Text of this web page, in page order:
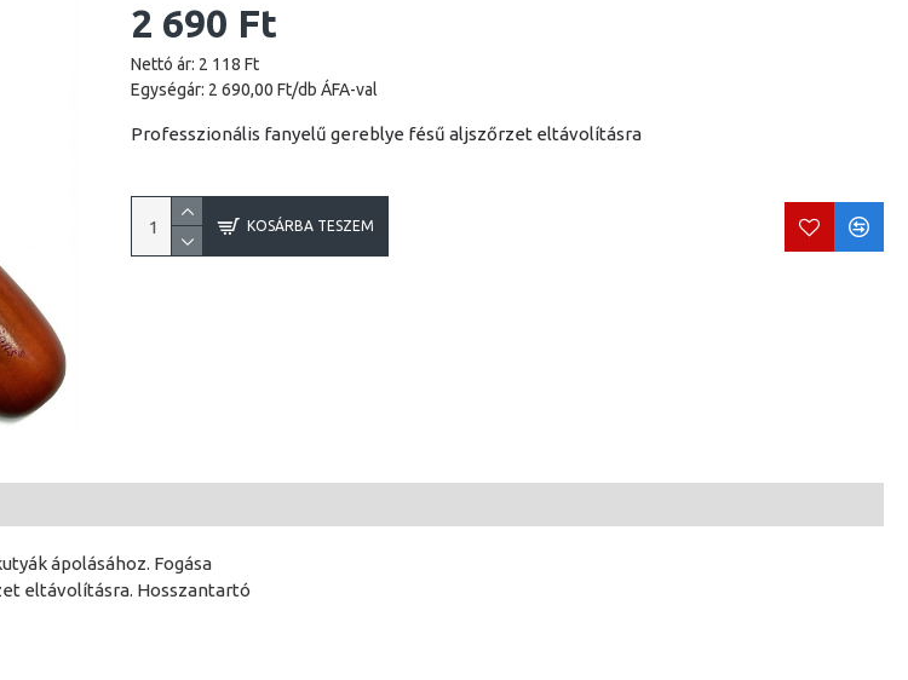
2 690 Ft
Nettó ár: 2 118 Ft
Egységár: 2 690,00 Ft/db ÁFA-val
Professzionális fanyelű gereblye fésű aljszőrzet eltávolításra
KOSÁRBA TESZEM
ápolásához. Fogása
eltávolításra. Hosszantartó